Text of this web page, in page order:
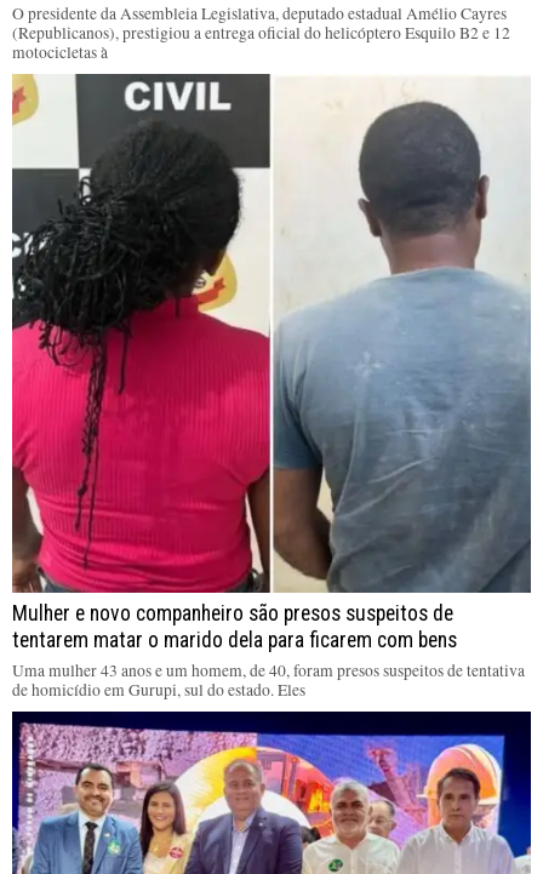
O presidente da Assembleia Legislativa, deputado estadual Amélio Cayres
(Republicanos), prestigiou a entrega oficial do helicóptero Esquilo B2 e 12
motocicletas à
Mulher e novo companheiro são presos suspeitos de
tentarem matar o marido dela para ficarem com bens
Uma mulher 43 anos e um homem, de 40, foram presos suspeitos de tentativa
de homicídio em Gurupi, sul do estado. Eles